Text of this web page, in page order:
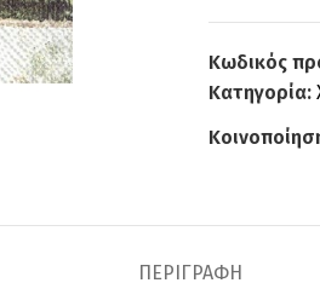
Κωδικός
Κατηγορία:
ΠΕΡΙΓΡΑΦΉ